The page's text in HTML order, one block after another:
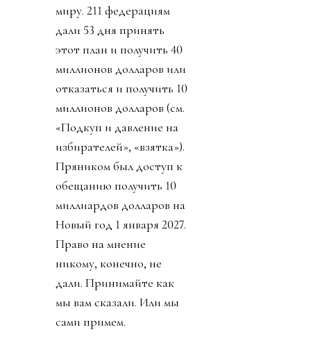
миру. 211 федерациям
дали 53 дня принять
этот план и получить 40
миллионов долларов или
отказаться и получить 10
миллионов долларов (см.
«Подкуп и давление на
избирателей», «взятка»).
Пряником был доступ к
обещанию получить 10
миллиардов долларов на
Новый год 1 января 2027.
Право на мнение
никому, конечно, не
дали. Принимайте как
мы вам сказали. Или мы
сами примем.